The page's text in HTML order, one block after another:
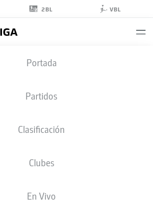
2BL VBL
Portada
Partidos
Clasificación
Clubes
En Vivo